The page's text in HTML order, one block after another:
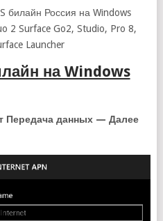
билайн Россия на Windows
2 Surface Go2, Studio, Pro 8,
Launcher
на Windows
Передача данных — Далее